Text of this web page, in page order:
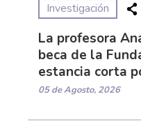
Investigación
La profesora
beca de la
estancia corta
05 de Agosto, 2026